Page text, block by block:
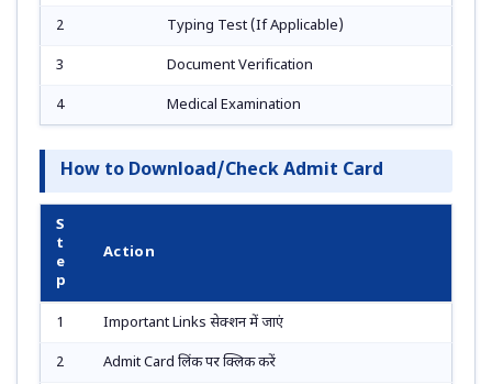
2 Typing Test (If Applicable)
3 Document Verification
4 Medical Examination
How to Download/Check Admit Card
S
t
e
p
Action
1 Important Links सेक्शन में जाएं
2 Admit Card लिंक पर क्लिक करें